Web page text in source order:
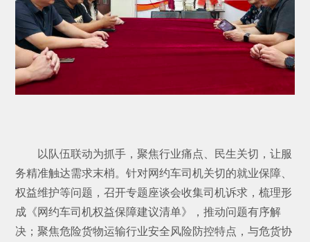
以队伍联动为抓手，聚焦行业痛点、民生关切，让服
务精准触达需求末梢。针对网约车司机关切的就业保障、
权益维护等问题，召开专题座谈会收集司机诉求，梳理形
成《网约车司机权益保障建议清单》，推动问题有序解
决；聚焦危险货物运输行业安全风险防控特点，与危货协